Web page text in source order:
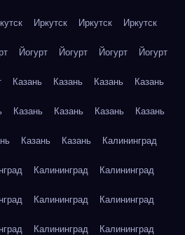
Иркутск Иркутск Иркутск
Йогурт Йогурт Йогурт Йогурт
Казань Казань Казань Казань
Казань Казань Казань Казань
Казань Казань Калининград
Калининград Калининград
Калининград Калининград
Калининград Калининград